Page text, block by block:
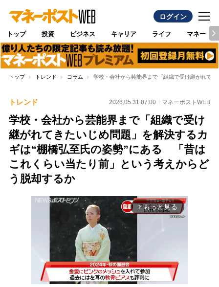
ログイン
トップ 投資 ビジネス キャリア ライフ マネー
トップ トレンド コラム 学校・会社から芸能界まで「組織で受け継がれて
トレンド 2026.05.31 07:00 マネーポストWEB
学校・会社から芸能界まで「組織で受け
継がれてきたいじめ問題」を解決するカ
ギは“棚橋弘至氏の姿勢”にある 「昔は
これくらい当たり前」という考えからど
う脱却するか
arrow_forward_ios もっと見る